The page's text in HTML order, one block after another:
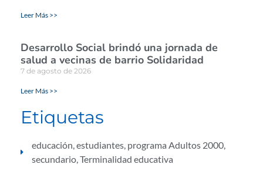
Leer Más >>
Desarrollo Social brindó una jornada de
salud a vecinas de barrio Solidaridad
7 de agosto de 2026
Leer Más >>
Etiquetas
educación estudiantes programa Adultos 2000
secundario Terminalidad educativa